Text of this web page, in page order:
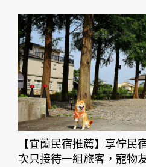
【宜蘭民宿推薦】享佇民
次只接待一組旅客，寵物